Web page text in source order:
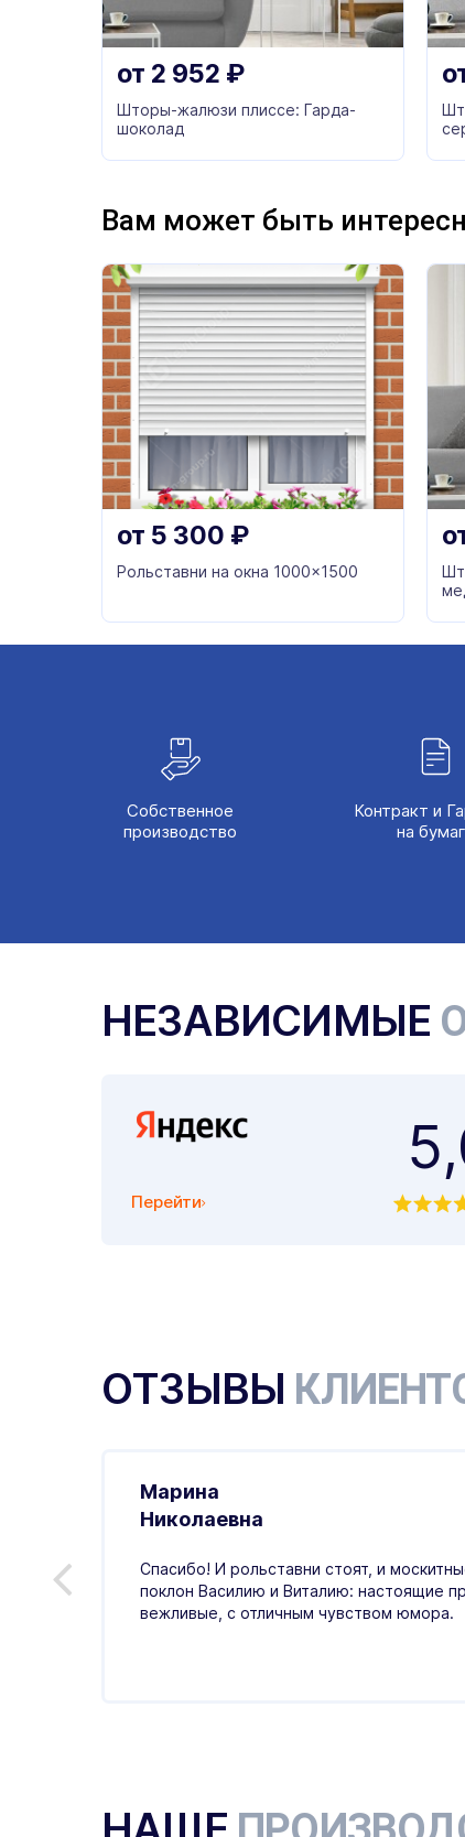
от 2 952 ₽
Шторы-жалюзи плиссе: Гарда-
шоколад
Вам может быть
от 5 300 ₽
Рольставни на окна 1000x1500
Собственное
производство
Контракт и
на
НЕЗАВИСИМЫЕ
Перейти
ОТЗЫВЫ
Марина
Николаевна
Спасибо! И рольставни стоят, и
поклон Василию и Виталию: настоящие
вежливые, с отличным чувством юмора.